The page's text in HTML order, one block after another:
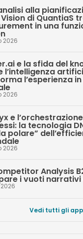
alla
Vision di QuantiaS
in una
2026
e la sfida del
l’intelligenza
l’esperienza
2026
e
la tecnologia
polare”
2026
Analysis
i vuoti narrativi
Vedi tutti gli